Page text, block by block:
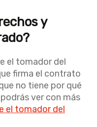
y
el tomador del
firma el contrato
no tiene por qué
ver con más
el tomador del